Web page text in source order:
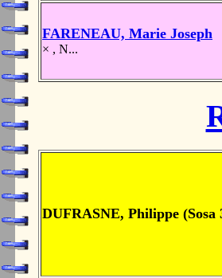
FARENEAU, Marie Joseph
× , N...
DUFRASNE, Philippe (Sosa